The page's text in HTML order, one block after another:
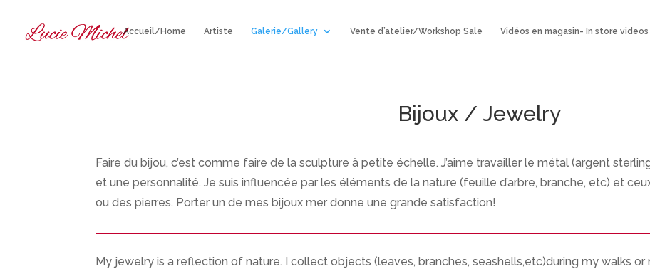
Accueil/Home Artiste Galerie/Gallery Vente d’atelier/Workshop Sale Vidéos en magasin- In store videos
Bijoux / Jewelry
Faire du bijou, c’est comme faire de la sculpture à petite échelle. J’aime travailler le métal (argent
et une personnalité. Je suis influencée par les éléments de la nature (feuille d’arbre, branche, etc) et
ou des pierres. Porter un de mes bijoux mer donne une grande satisfaction!
My jewelry is a reflection of nature. I collect objects (leaves, branches, seashells,etc)during my walks